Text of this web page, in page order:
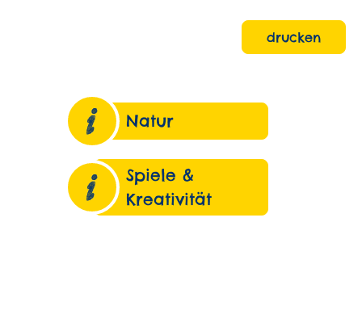
drucken
Natur
Spiele &
Kreativität